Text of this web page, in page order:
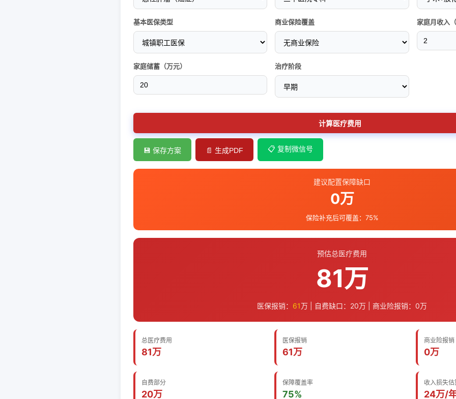
基本医保类型 商业保险覆盖 家庭月收入
家庭储蓄（万元） 治疗阶段
计算医疗费用
💾 保存方案 📄 生成PDF 📋 复制微信号
建议配置保障缺口
0万
保险补充后可覆盖： 75%
预估总医疗费用
81万
医保报销： 61万 | 自费缺口： 20万 | 商业险报销： 0万
总医疗费用
81万
医保报销
61万
商业险报销
0万
自费部分
20万
保障覆盖率
75%
收入损失估
24万/